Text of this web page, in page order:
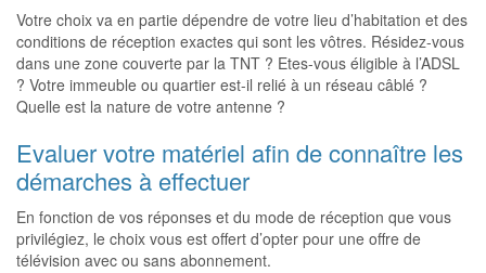
Votre choix va en partie dépendre de votre lieu d’habitation et des
conditions de réception exactes qui sont les vôtres. Résidez-vous
dans une zone couverte par la TNT ? Etes-vous éligible à l’ADSL
? Votre immeuble ou quartier est-il relié à un réseau câblé ?
Quelle est la nature de votre antenne ?
Evaluer votre matériel afin de connaître les
démarches à effectuer
En fonction de vos réponses et du mode de réception que vous
privilégiez, le choix vous est offert d’opter pour une offre de
télévision avec ou sans abonnement.